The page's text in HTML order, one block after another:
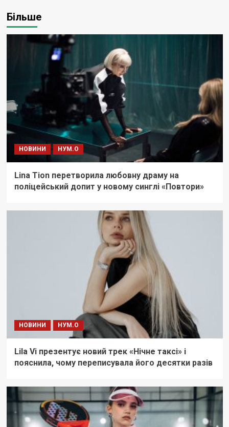
Більше
НОВИНИ НУМ.О
Lina Tion перетворила любовну драму на
поліцейський допит у новому синглі «Повтори»
НОВИНИ НУМ.О
Lila Vi презентує новий трек «Нічне таксі» і
пояснила, чому переписувала його десятки разів